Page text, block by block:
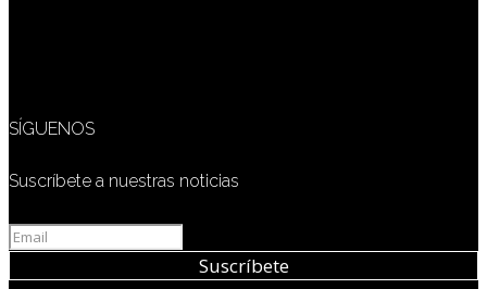
SÍGUENOS
Suscríbete a nuestras noticias